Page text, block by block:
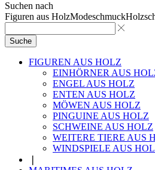
Suchen nach
Figuren aus HolzModeschmuck
Suche
FIGUREN AUS HOLZ
EINHÖRNER AUS
ENGEL AUS HOLZ
ENTEN AUS HOLZ
MÖWEN AUS HOLZ
PINGUINE AUS HOLZ
SCHWEINE AUS HOLZ
WEITERE TIERE AUS
WINDSPIELE AUS